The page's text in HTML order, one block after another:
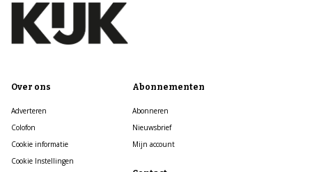
Over ons
Adverteren
Colofon
Cookie informatie
Cookie Instellingen
Abonnementen
Abonneren
Nieuwsbrief
Mijn account